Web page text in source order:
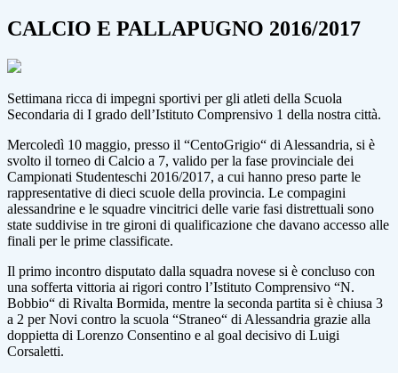
CALCIO E PALLAPUGNO 2016/2017
Settimana ricca di impegni sportivi per gli atleti della Scuola
Secondaria di I grado dell’Istituto Comprensivo 1 della nostra città.
Mercoledì 10 maggio, presso il “CentoGrigio“ di Alessandria, si è
svolto il torneo di Calcio a 7, valido per la fase provinciale dei
Campionati Studenteschi 2016/2017, a cui hanno preso parte le
rappresentative di dieci scuole della provincia. Le compagini
alessandrine e le squadre vincitrici delle varie fasi distrettuali sono
state suddivise in tre gironi di qualificazione che davano accesso alle
finali per le prime classificate.
Il primo incontro disputato dalla squadra novese si è concluso con
una sofferta vittoria ai rigori contro l’Istituto Comprensivo “N.
Bobbio“ di Rivalta Bormida, mentre la seconda partita si è chiusa 3
a 2 per Novi contro la scuola “Straneo“ di Alessandria grazie alla
doppietta di Lorenzo Consentino e al goal decisivo di Luigi
Corsaletti.